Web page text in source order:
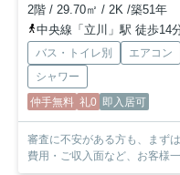
2階 / 29.70㎡ / 2K /築51年
中央線「立川」駅 徒歩14
バス・トイレ別 エアコン
シャワー
仲手無料 礼0 即入居可
審査に不安がある方も、まずはお気
費用・ご収入面など、お客様